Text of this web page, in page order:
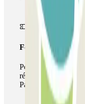
Forfait de
Pendant votre
réseau de parkings
Parclick.